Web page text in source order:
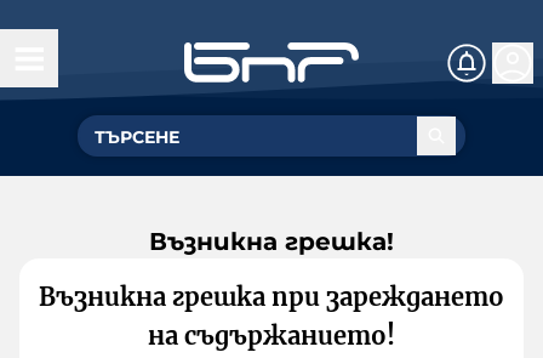
Възникна грешка!
Възникна грешка при зареждането
на съдържанието!